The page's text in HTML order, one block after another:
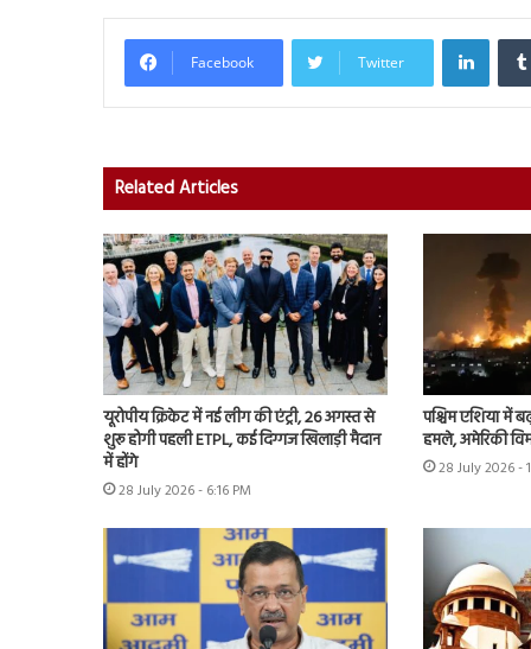
Facebook Twitter
Related Articles
यूरोपीय क्रिकेट में नई लीग की एंट्री, 26 अगस्त से
शुरू होगी पहली ETPL, कई दिग्गज खिलाड़ी मैदान
में होंगे
28 July 2026 - 6:16 PM
पश्चिम एशिया में
हमले, अमेरिकी
28 July 2026 -